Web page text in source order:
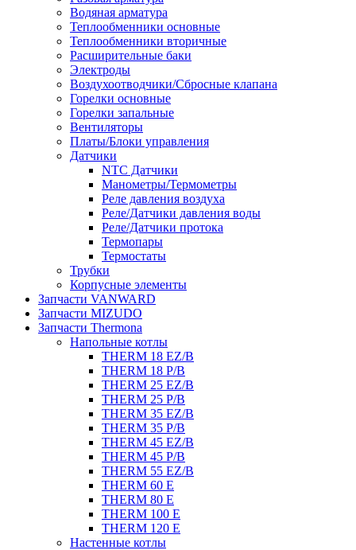
Водяная арматура
Теплообменники основные
Теплообменники вторичные
Расширительные баки
Электроды
Воздухоотводчики/Сбросные клапана
Горелки основные
Горелки запальные
Вентиляторы
Платы/Блоки управления
Датчики
NTC Датчики
Манометры/Термометры
Реле давления воздуха
Реле/Датчики давления воды
Реле/Датчики протока
Термопары
Термостаты
Трубки
Корпусные элементы
Запчасти VANWARD
Запчасти MIZUDO
Запчасти Thermona
Напольные котлы
THERM 18 EZ/B
THERM 18 P/B
THERM 25 EZ/B
THERM 25 P/B
THERM 35 EZ/B
THERM 35 P/B
THERM 45 EZ/B
THERM 45 P/B
THERM 55 EZ/B
THERM 60 E
THERM 80 E
THERM 100 E
THERM 120 E
Настенные котлы